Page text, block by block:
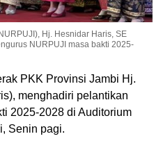
Hj. Hesnidar Haris, SE
NURPUJI masa bakti 2025-
PKK Provinsi Jambi Hj.
menghadiri pelantikan
2025-2028 di Auditorium
Senin pagi.